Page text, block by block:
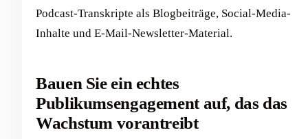
Podcast-Transkripte als Blogbeiträge, Social-Media-
Inhalte und E-Mail-Newsletter-Material.
Bauen Sie ein echtes
Publikumsengagement auf, das das
Wachstum vorantreibt